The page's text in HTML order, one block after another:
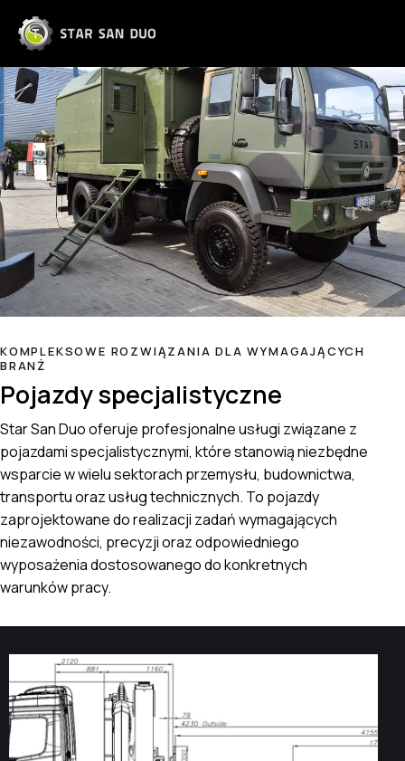
KOMPLEKSOWE ROZWIĄZANIA DLA WYMAGAJĄCYCH
BRANŻ
Pojazdy specjalistyczne
Star San Duo oferuje profesjonalne usługi związane z
pojazdami specjalistycznymi, które stanowią niezbędne
wsparcie w wielu sektorach przemysłu, budownictwa,
transportu oraz usług technicznych. To pojazdy
zaprojektowane do realizacji zadań wymagających
niezawodności, precyzji oraz odpowiedniego
wyposażenia dostosowanego do konkretnych
warunków pracy.